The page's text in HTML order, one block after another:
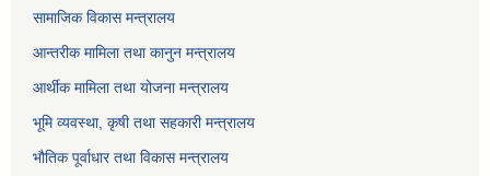
सामाजिक विकास मन्त्रालय
आन्तरीक मामिला तथा कानुन मन्त्रालय
आर्थीक मामिला तथा योजना मन्त्रालय
भूमि व्यवस्था, कृषी तथा सहकारी मन्त्रालय
भौतिक पूर्वाधार तथा विकास मन्त्रालय